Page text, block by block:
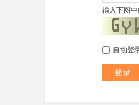
输入下图
自动登
登录